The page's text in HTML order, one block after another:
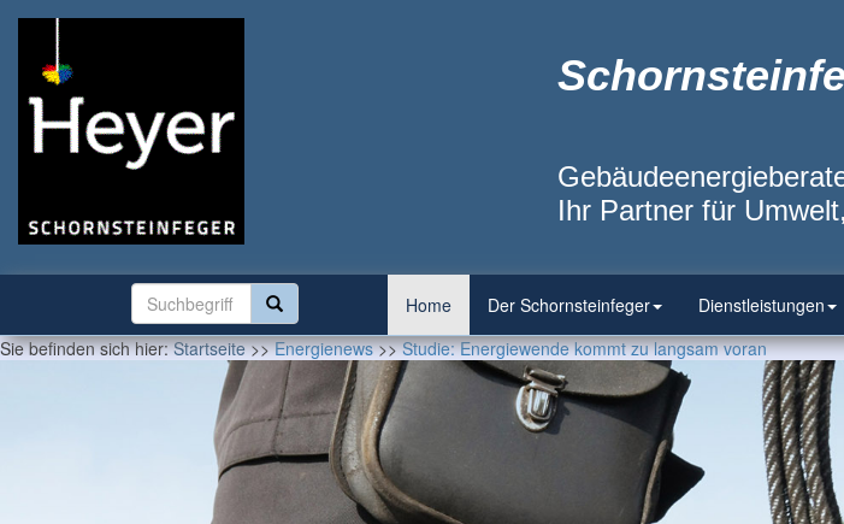
Ihr Partner für
Home Der Schornsteinfeger Dienstleistungen
Sie befinden sich hier:Startseite>>Energienews>>Studie: Energiewende kommt zu langsam voran